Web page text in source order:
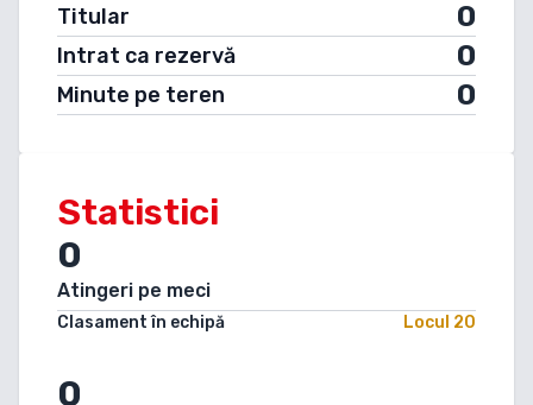
Titular 0
Intrat ca rezervă 0
Minute pe teren 0
Statistici
0
Atingeri pe meci
Clasament în echipă Locul 20
0